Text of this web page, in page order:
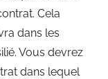
Cela
dans les
Vous devrez
dans lequel